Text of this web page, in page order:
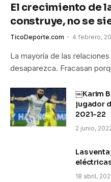
El crecimiento de
construye, no se
TicoDeporte.com 4 febrero,
La mayoría de las
desaparezca. Fracasan
￼Karim
jugador
2021-22
2 junio,
Las
18 abril,